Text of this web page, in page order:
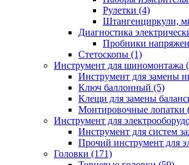
Рулетки (4)
Штангенциркули,
Диагностика
Пробники
Стетоскопы (1)
Инструмент для шиномонтажа
Инструмент для замены
Ключ баллонный (5)
Клещи для замены
Монтировочные лопатки
Инструмент для
Инструмент для систем
Прочий инструмент для
Головки (171)